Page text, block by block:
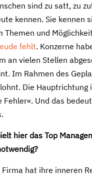
sind zu satt, zu
kennen. Sie kennen
Themen und
fehlt. Konzerne
an vielen Stellen
Im Rahmen des
Die Hauptrichtung
Fehler«. Und das
hier das Top
hat ihre inneren